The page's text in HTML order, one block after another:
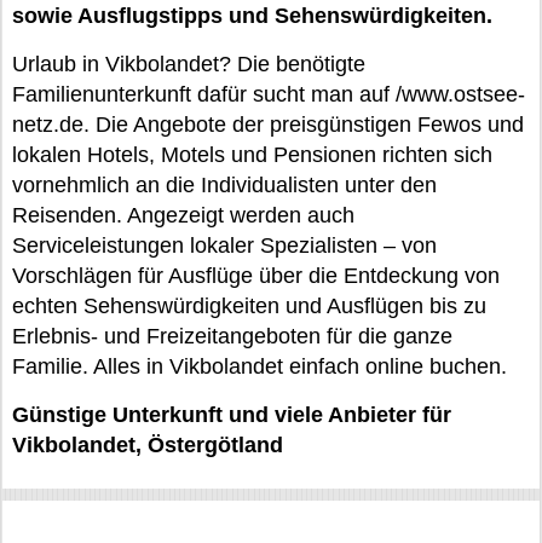
sowie Ausflugstipps und Sehenswürdigkeiten.
Urlaub in Vikbolandet? Die benötigte
Familienunterkunft dafür sucht man auf /www.ostsee-
netz.de. Die Angebote der preisgünstigen Fewos und
lokalen Hotels, Motels und Pensionen richten sich
vornehmlich an die Individualisten unter den
Reisenden. Angezeigt werden auch
Serviceleistungen lokaler Spezialisten – von
Vorschlägen für Ausflüge über die Entdeckung von
echten Sehenswürdigkeiten und Ausflügen bis zu
Erlebnis- und Freizeitangeboten für die ganze
Familie. Alles in Vikbolandet einfach online buchen.
Günstige Unterkunft und viele Anbieter für
Vikbolandet, Östergötland